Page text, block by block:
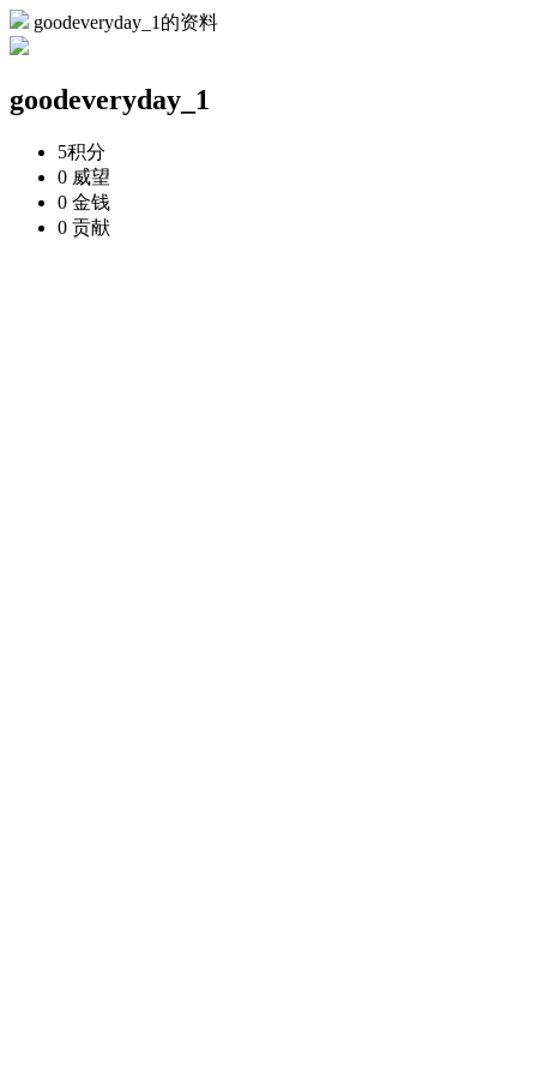
goodeveryday_1的资料
goodeveryday_1
5积分
0 威望
0 金钱
0 贡献